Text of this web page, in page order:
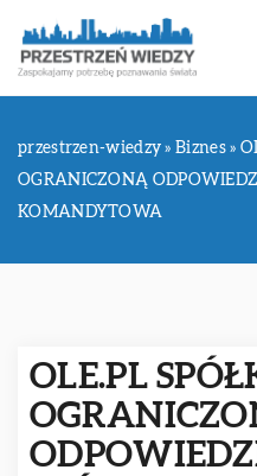
przestrzen-wiedzy »Biznes»
OGRANICZONĄ
KOMANDYTOWA
OLE.PL